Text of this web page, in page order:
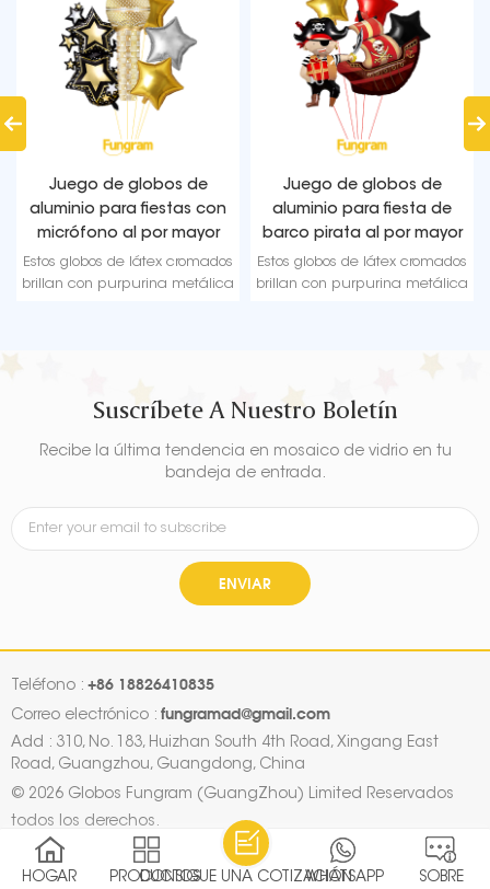
Juego de globos de
aluminio para fiestas con
micrófono al por mayor
Estos globos de látex cromados
brillan con purpurina metálica
Juego de globos de
aluminio para fiesta de
barco pirata al por mayor
Estos globos de látex cromados
brillan con purpurina metálica
Suscríbete A Nuestro Boletín
Recibe la última tendencia en mosaico de vidrio en tu
bandeja de entrada.
ENVIAR
Teléfono : +86 18826410835
Correo electrónico : fungramad@gmail.com
Add : 310, No. 183, Huizhan South 4th Road, Xingang East
Road, Guangzhou, Guangdong, China
© 2026 Globos Fungram (GuangZhou) Limited Reservados
todos los derechos.
mapa del sitio
| Xml Política de privacidad
IPv6 RED SOPORTADACONSIGUE UNA COTIZACIÓN
HOGAR PRODUCTOS SOBRE
WHATSAPP